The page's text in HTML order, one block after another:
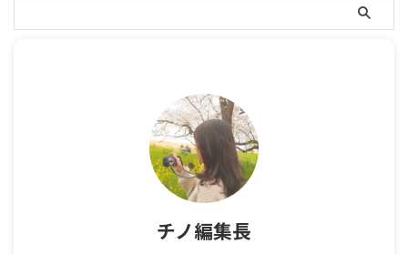
チノ編集長